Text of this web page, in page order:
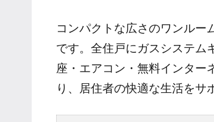
コンパクトな広さのワンルー
です。全住戸にガスシステム
座・エアコン・無料インター
り、居住者の快適な生活をサ